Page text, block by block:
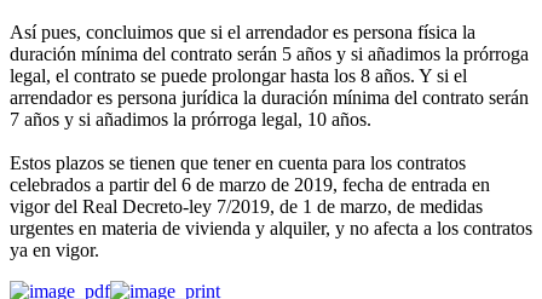
Así pues, concluimos que si el arrendador es persona física la
duración mínima del contrato serán 5 años y si añadimos la prórroga
legal, el contrato se puede prolongar hasta los 8 años. Y si el
arrendador es persona jurídica la duración mínima del contrato serán
7 años y si añadimos la prórroga legal, 10 años.
Estos plazos se tienen que tener en cuenta para los contratos
celebrados a partir del 6 de marzo de 2019, fecha de entrada en
vigor del Real Decreto-ley 7/2019, de 1 de marzo, de medidas
urgentes en materia de vivienda y alquiler, y no afecta a los contratos
ya en vigor.